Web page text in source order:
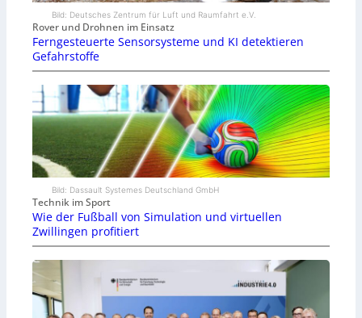
Bild: Deutsches Zentrum für Luft und Raumfahrt e.V.
Rover und Drohnen im Einsatz
Ferngesteuerte Sensorsysteme und KI detektieren
Gefahrstoffe
Bild: Dassault Systemes Deutschland GmbH
Technik im Sport
Wie der Fußball von Simulation und virtuellen
Zwillingen profitiert